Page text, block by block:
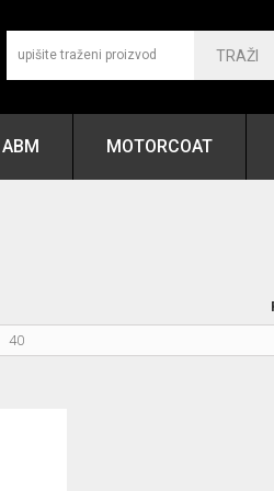
TRAŽI
ABM MOTORCOAT